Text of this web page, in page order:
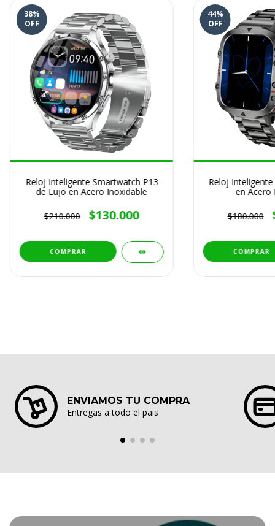
38%
OFF
Reloj Inteligente Smartwatch P13
de Lujo en Acero Inoxidable
$210.000 $130.000
44%
OFF
Reloj
en Acero
$180.000
ENVIAMOS TU COMPRA
Entregas a todo el pais